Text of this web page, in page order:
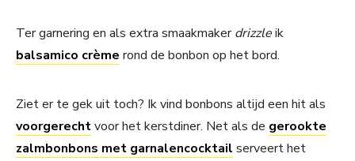
Ter garnering en als extra smaakmakerdrizzleik
balsamico crème rond de bonbon op het bord.
Ziet er te gek uit toch? Ik vind bonbons altijd een hit als
voorgerechtvoor het kerstdiner. Net als de gerookte
zalmbonbons met garnalencocktail serveert het